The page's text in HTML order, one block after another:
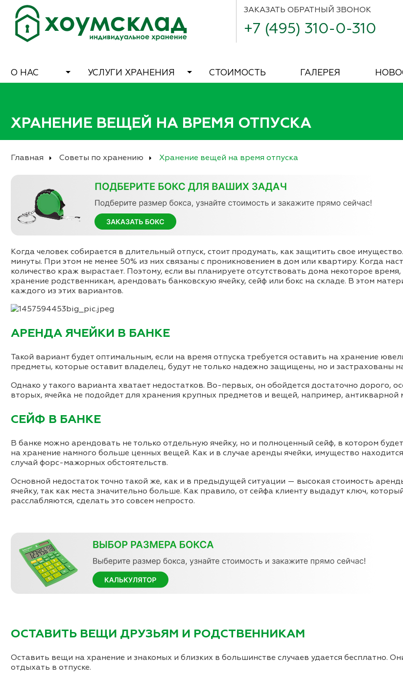
ЗАКАЗАТЬ ОБРАТНЫЙ ЗВОНОК
+7 (495) 310-0-310
О НАС УСЛУГИ ХРАНЕНИЯ СТОИМОСТЬ ГАЛЕРЕЯ
ХРАНЕНИЕ ВЕЩЕЙ НА ВРЕМЯ ОТПУСКА
Главная Советы по хранению Хранение вещей на время отпуска
Когда человек собирается в длительный отпуск, стоит продумать, как защитить свое
минуты. При этом не менее 50% из них связаны с проникновением в дом или квартиру. Когда
количество краж вырастает. Поэтому, если вы планируете отсутствовать дома некоторое время,
хранение родственникам, арендовать банковскую ячейку, сейф или бокс на складе. В этом
каждого из этих вариантов.
АРЕНДА ЯЧЕЙКИ В БАНКЕ
Такой вариант будет оптимальным, если на время отпуска требуется оставить на хранение
предметы, которые оставит владелец, будут не только надежно защищены, но и застрахованы
Однако у такого варианта хватает недостатков. Во-первых, он обойдется достаточно дорого,
вторых, ячейка не подойдет для хранения крупных предметов и вещей, например, антикварной
СЕЙФ В БАНКЕ
В банке можно арендовать не только отдельную ячейку, но и полноценный сейф, в котором
на хранение намного больше ценных вещей. Как и в случае аренды ячейки, имущество
случай форс-мажорных обстоятельств.
Основной недостаток точно такой же, как и в предыдущей ситуации — высокая стоимость
ячейку, так как места значительно больше. Как правило, от сейфа клиенту выдадут ключ,
расслабляются, сделать это совсем непросто.
ОСТАВИТЬ ВЕЩИ ДРУЗЬЯМ И РОДСТВЕННИКАМ
Оставить вещи на хранение и знакомых и близких в большинстве случаев удается бесплатно.
отдыхать в отпуске.